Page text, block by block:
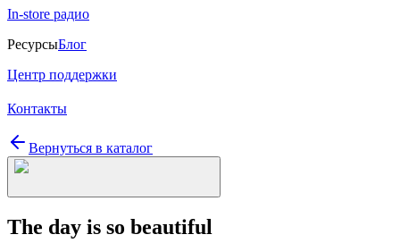
In-store радио
РесурсыБлог
Центр поддержки
Контакты
Вернуться в каталог
The day is so beautiful